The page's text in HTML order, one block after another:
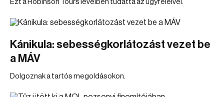
Ezt a Robinson Tours levélben tudatta az ügyfeleivel.
Kánikula: sebességkorlátozást vezet be
a MÁV
Dolgoznak a tartós megoldásokon.